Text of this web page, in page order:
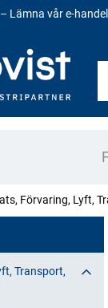
Lämna vår e-
Förvaring, Lyft,
Transport,